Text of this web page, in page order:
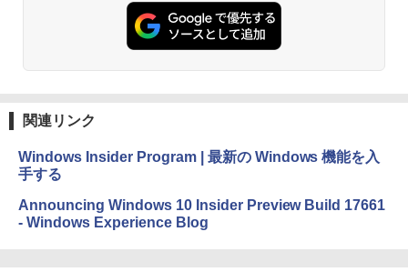
方 マニュアル AI副業にもコンテンツ作成
にもKindle出版にも！ 非エンジニアのた
めのAIコーディング入門シリーズ
ズ (はぴーイラストLabo)
Amazon Kindle Paperwhite (16GB) 7イ
イ、色調調節ライト、最大8週間持続バッ
テリー、広告無し、ブラック (2025年発
関連リンク
Windows Insider Program | 最新の Windows 機能を入
手する
Announcing Windows 10 Insider Preview Build 17661
- Windows Experience Blog